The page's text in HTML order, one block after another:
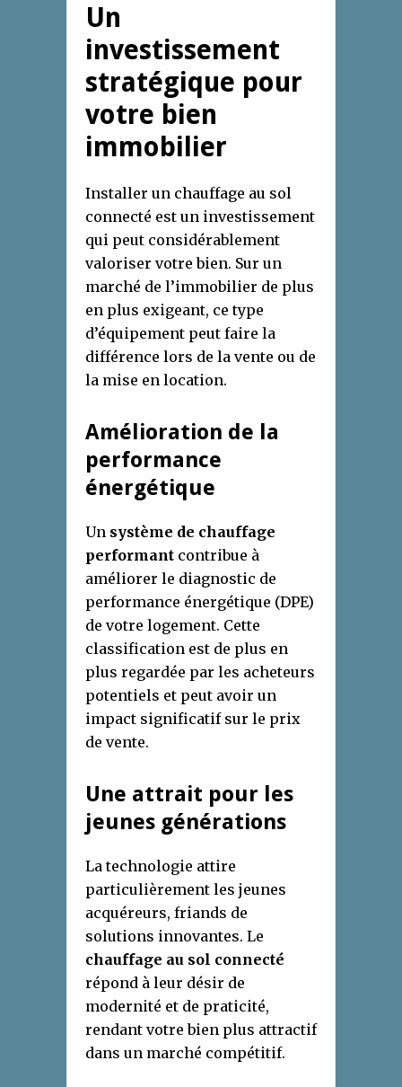
Un
investissement
stratégique pour
votre bien
immobilier
Installer un chauffage au sol
connecté est un investissement
qui peut considérablement
valoriser votre bien. Sur un
marché de l’immobilier de plus
en plus exigeant, ce type
d’équipement peut faire la
différence lors de la vente ou de
la mise en location.
Amélioration de la
performance
énergétique
Un système de chauffage
performant contribue à
améliorer le diagnostic de
performance énergétique (DPE)
de votre logement. Cette
classification est de plus en
plus regardée par les acheteurs
potentiels et peut avoir un
impact significatif sur le prix
de vente.
Une attrait pour les
jeunes générations
La technologie attire
particulièrement les jeunes
acquéreurs, friands de
solutions innovantes. Le
chauffage au sol connecté
répond à leur désir de
modernité et de praticité,
rendant votre bien plus attractif
dans un marché compétitif.